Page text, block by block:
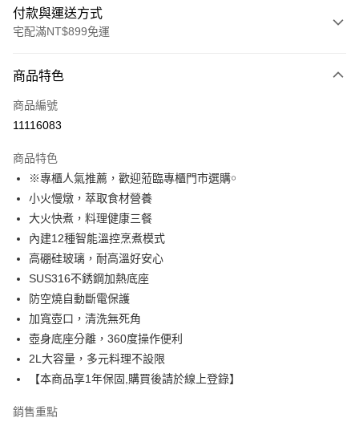
付款與運送方式
宅配滿NT$899免運
信用卡一次付款
信用卡分期付款
合作金庫商業銀行
華南商業銀行
彰化商業銀行
上海商業儲蓄銀行
國泰世華商業銀行
臺灣中小企業銀行
匯豐（台灣）商業銀行
聯邦商業銀行
元大商業銀行
玉山商業銀行
台新國際商業銀行
台灣樂天信用卡公司
LINE Pay
Apple Pay
街口支付
悠遊付
ATM付款
運送方式
貨運宅配
商品特色
商品編號
11116083
商品特色
※專櫃人氣推薦，歡迎蒞臨專櫃門市選購￮
小火慢燉，萃取食材營養
大火快煮，料理健康三餐
內建12種智能溫控烹煮模式
高硼硅玻璃，耐高溫好安心
SUS316不銹鋼加熱底座
防空燒自動斷電保護
加寬壺口，清洗無死角
壺身底座分離，360度操作便利
2L大容量，多元料理不設限
【本商品享1年保固,購買後請於線上登錄】
銷售重點